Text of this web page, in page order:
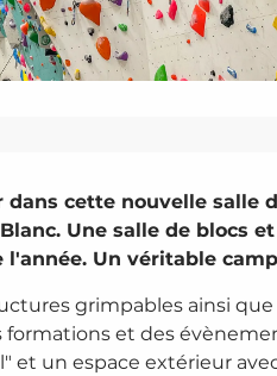
dans cette nouvelle salle
Une salle de blocs
Un véritable
grimpables ainsi
formations et des
et un espace extérieur